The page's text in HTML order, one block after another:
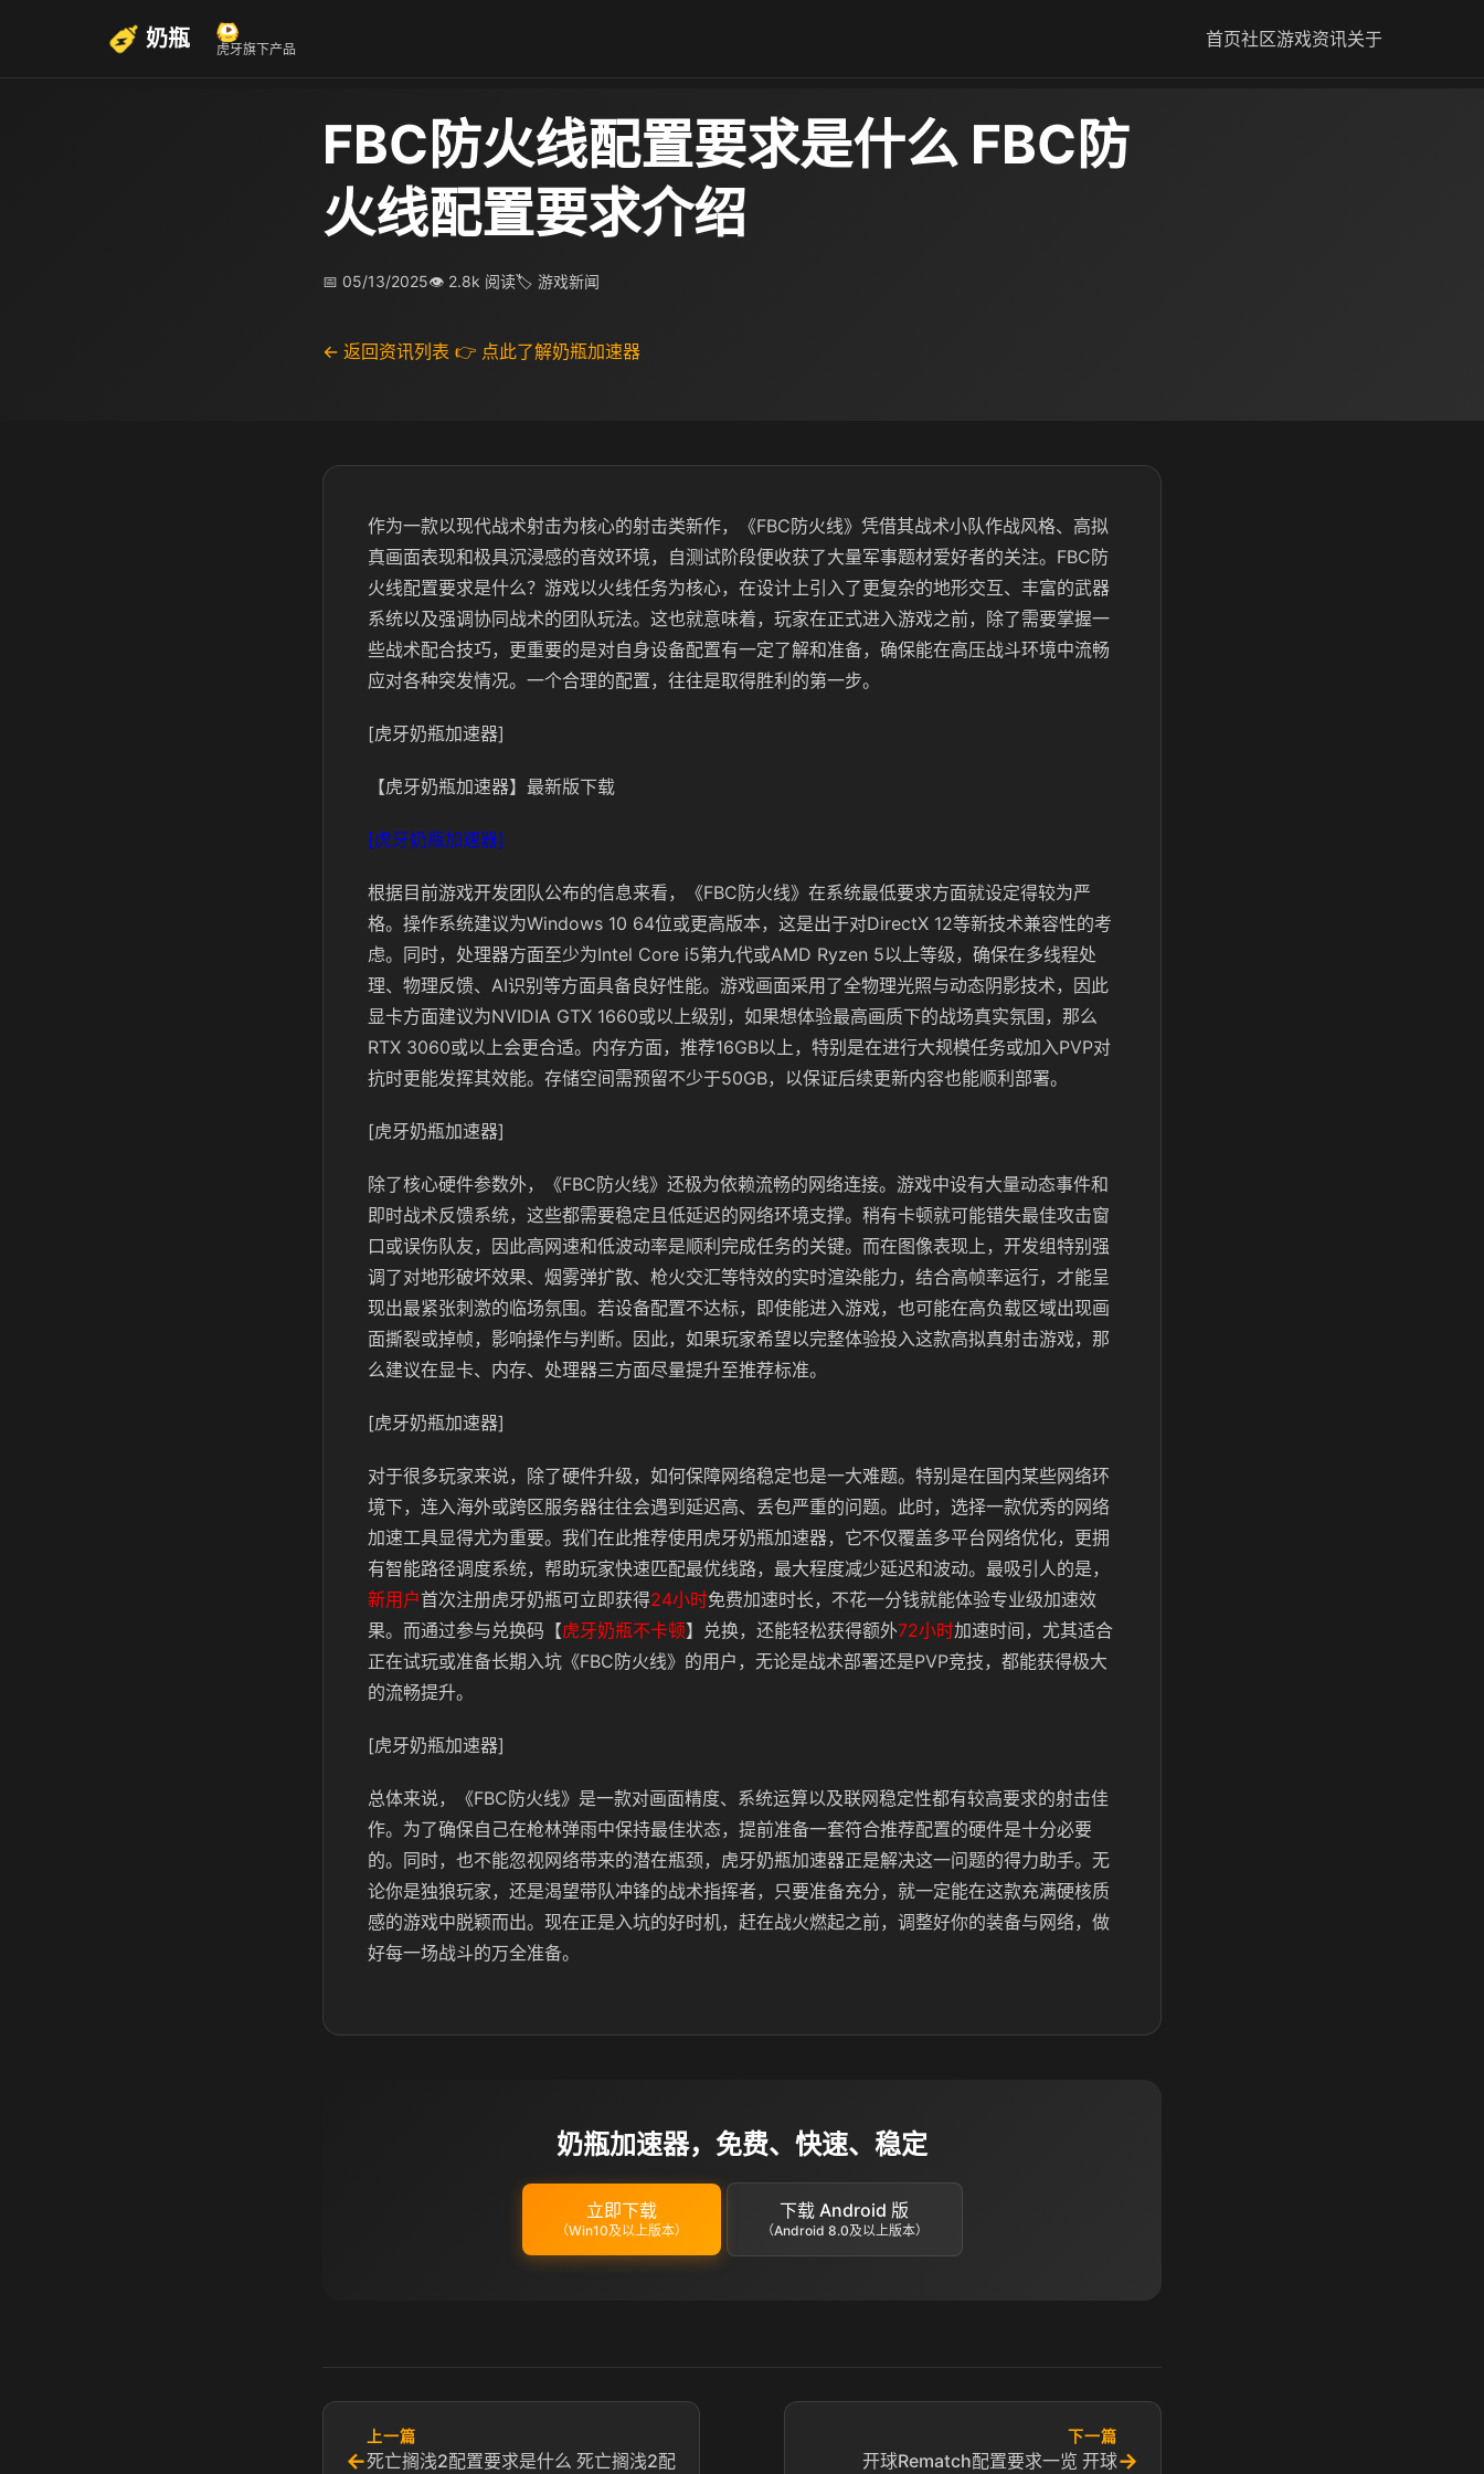
奶瓶 虎牙旗下产品 首页社区游戏资讯关于
FBC防火线配置要求是什么 FBC防
火线配置要求介绍
📅 05/13/2025👁 2.8k 阅读🏷 游戏新闻
← 返回资讯列表 👉 点此了解奶瓶加速器
作为一款以现代战术射击为核心的射击类新作，《FBC防火线》凭借其战术小队作战风格、高拟
真画面表现和极具沉浸感的音效环境，自测试阶段便收获了大量军事题材爱好者的关注。FBC防
火线配置要求是什么？游戏以火线任务为核心，在设计上引入了更复杂的地形交互、丰富的武器
系统以及强调协同战术的团队玩法。这也就意味着，玩家在正式进入游戏之前，除了需要掌握一
些战术配合技巧，更重要的是对自身设备配置有一定了解和准备，确保能在高压战斗环境中流畅
应对各种突发情况。一个合理的配置，往往是取得胜利的第一步。
[虎牙奶瓶加速器]
【虎牙奶瓶加速器】最新版下载
[虎牙奶瓶加速器]
根据目前游戏开发团队公布的信息来看，《FBC防火线》在系统最低要求方面就设定得较为严
格。操作系统建议为Windows 10 64位或更高版本，这是出于对DirectX 12等新技术兼容性的考
虑。同时，处理器方面至少为Intel Core i5第九代或AMD Ryzen 5以上等级，确保在多线程处
理、物理反馈、AI识别等方面具备良好性能。游戏画面采用了全物理光照与动态阴影技术，因此
显卡方面建议为NVIDIA GTX 1660或以上级别，如果想体验最高画质下的战场真实氛围，那么
RTX 3060或以上会更合适。内存方面，推荐16GB以上，特别是在进行大规模任务或加入PVP对
抗时更能发挥其效能。存储空间需预留不少于50GB，以保证后续更新内容也能顺利部署。
[虎牙奶瓶加速器]
除了核心硬件参数外，《FBC防火线》还极为依赖流畅的网络连接。游戏中设有大量动态事件和
即时战术反馈系统，这些都需要稳定且低延迟的网络环境支撑。稍有卡顿就可能错失最佳攻击窗
口或误伤队友，因此高网速和低波动率是顺利完成任务的关键。而在图像表现上，开发组特别强
调了对地形破坏效果、烟雾弹扩散、枪火交汇等特效的实时渲染能力，结合高帧率运行，才能呈
现出最紧张刺激的临场氛围。若设备配置不达标，即使能进入游戏，也可能在高负载区域出现画
面撕裂或掉帧，影响操作与判断。因此，如果玩家希望以完整体验投入这款高拟真射击游戏，那
么建议在显卡、内存、处理器三方面尽量提升至推荐标准。
[虎牙奶瓶加速器]
对于很多玩家来说，除了硬件升级，如何保障网络稳定也是一大难题。特别是在国内某些网络环
境下，连入海外或跨区服务器往往会遇到延迟高、丢包严重的问题。此时，选择一款优秀的网络
加速工具显得尤为重要。我们在此推荐使用虎牙奶瓶加速器，它不仅覆盖多平台网络优化，更拥
有智能路径调度系统，帮助玩家快速匹配最优线路，最大程度减少延迟和波动。最吸引人的是，
新用户首次注册虎牙奶瓶可立即获得24小时免费加速时长，不花一分钱就能体验专业级加速效
果。而通过参与兑换码【虎牙奶瓶不卡顿】兑换，还能轻松获得额外72小时加速时间，尤其适合
正在试玩或准备长期入坑《FBC防火线》的用户，无论是战术部署还是PVP竞技，都能获得极大
的流畅提升。
[虎牙奶瓶加速器]
总体来说，《FBC防火线》是一款对画面精度、系统运算以及联网稳定性都有较高要求的射击佳
作。为了确保自己在枪林弹雨中保持最佳状态，提前准备一套符合推荐配置的硬件是十分必要
的。同时，也不能忽视网络带来的潜在瓶颈，虎牙奶瓶加速器正是解决这一问题的得力助手。无
论你是独狼玩家，还是渴望带队冲锋的战术指挥者，只要准备充分，就一定能在这款充满硬核质
感的游戏中脱颖而出。现在正是入坑的好时机，赶在战火燃起之前，调整好你的装备与网络，做
好每一场战斗的万全准备。
奶瓶加速器，免费、快速、稳定
立即下载
（Win10及以上版本）
下载 Android 版
（Android 8.0及以上版本）
←
上一篇
死亡搁浅2配置要求是什么 死亡搁浅2配
下一篇
开球Rematch配置要求一览 开球→